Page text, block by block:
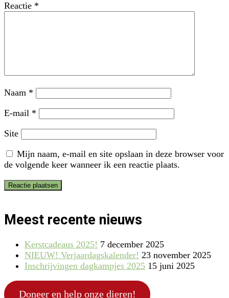
Reactie *
Naam *
E-mail *
Site
Mijn naam, e-mail en site opslaan in deze browser voor
de volgende keer wanneer ik een reactie plaats.
Meest recente nieuws
Kerstcadeaus 2025! 7 december 2025
NIEUW! Verjaardagskalender! 23 november 2025
Inschrijvingen dagkampjes 2025 15 juni 2025
Doneer en help onze dieren!